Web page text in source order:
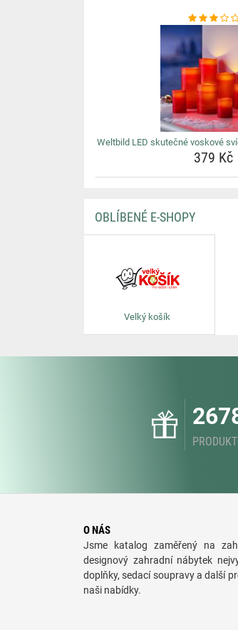
Weltbild LED skutečné voskové
379 Kč
OBLÍBENÉ E-SHOPY
Velký košík
O NÁS
Jsme katalog zaměřený na
designový zahradní nábytek
doplňky, sedací soupravy a další
naši nabídky.